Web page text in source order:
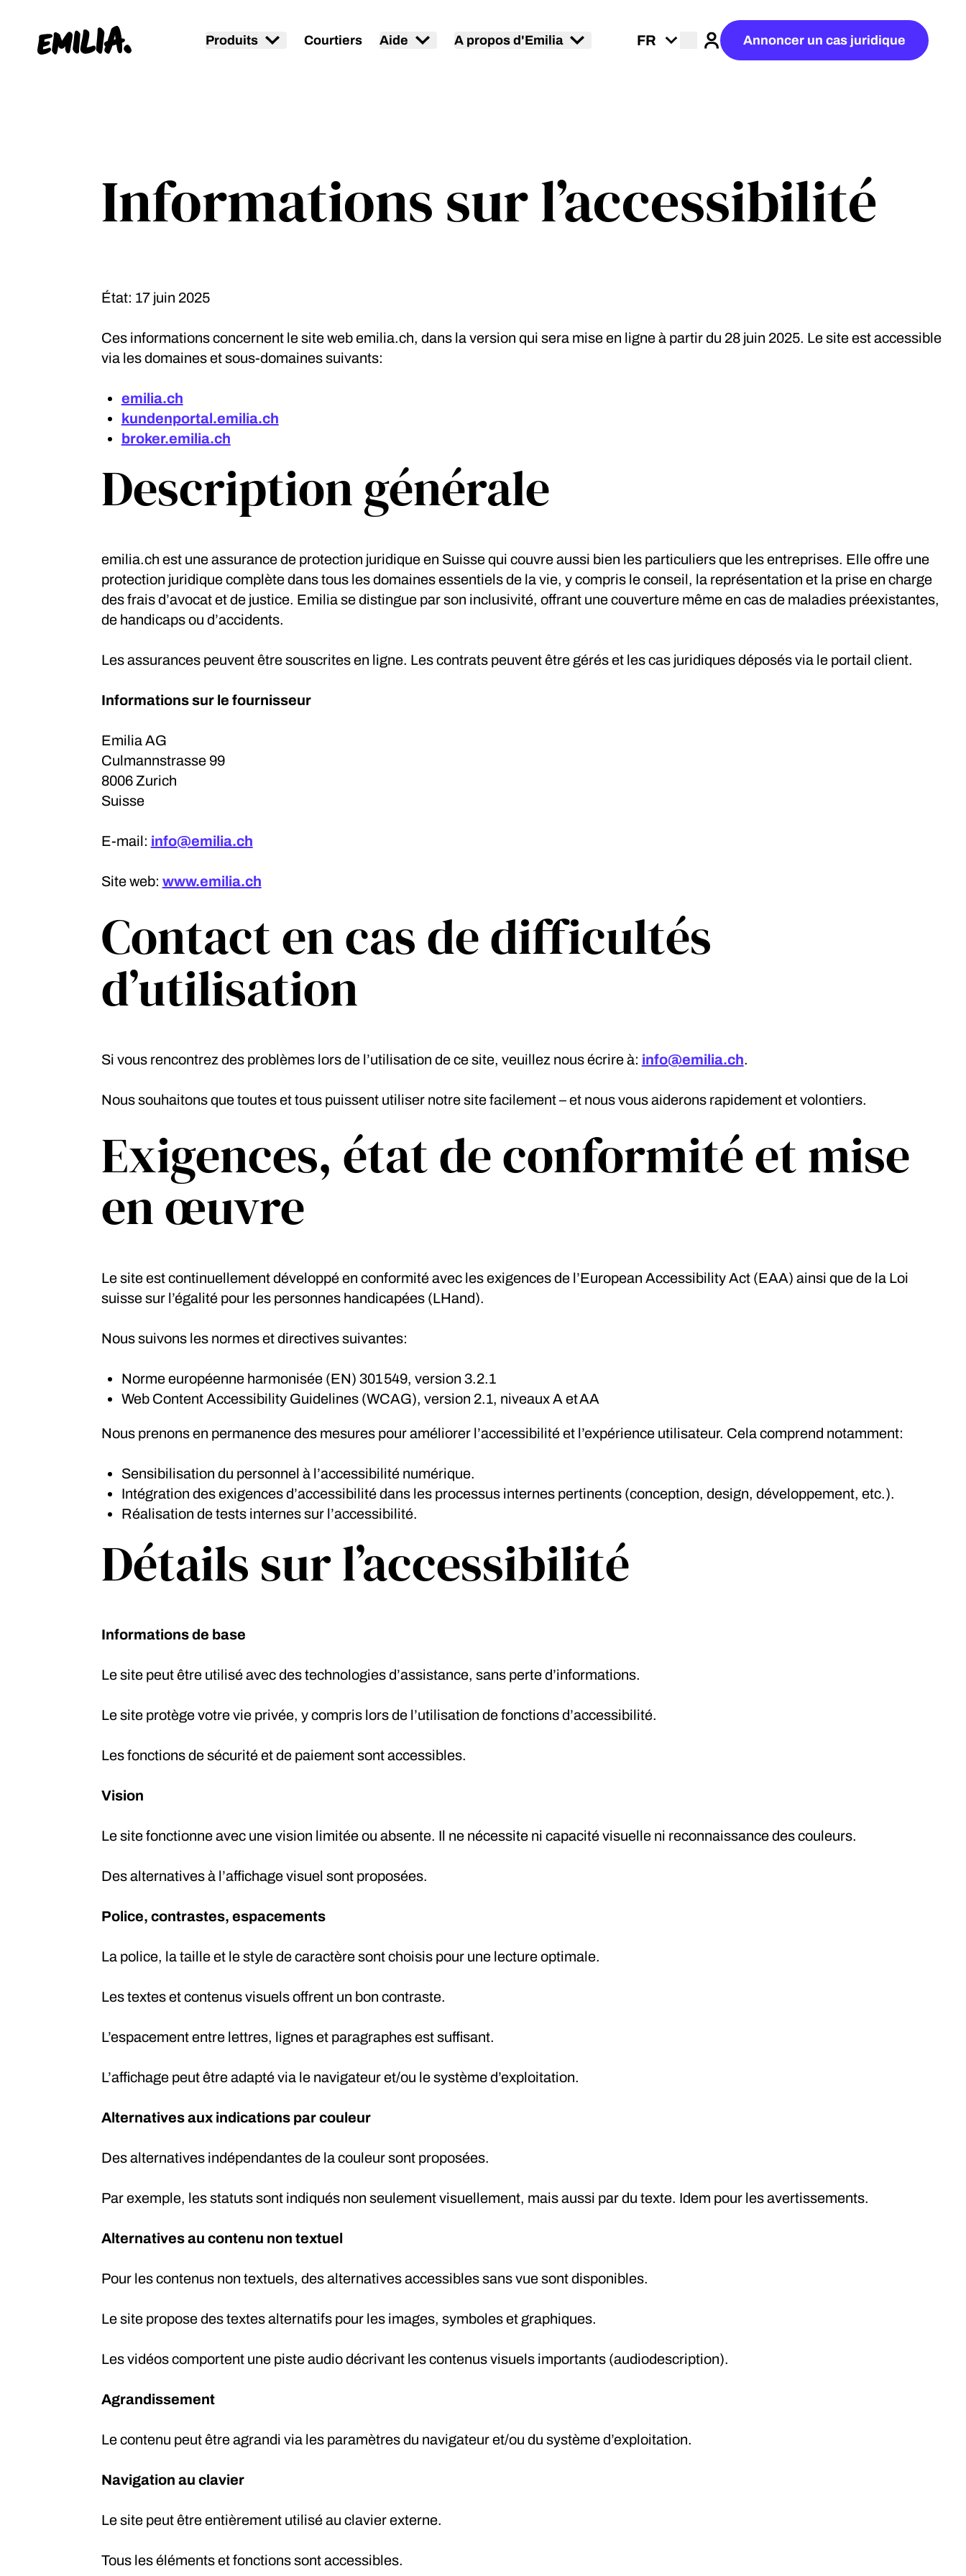
Produits Courtiers Aide A propos d'Emilia
Connexion
Annoncer un cas juridique
Informations sur l’accessibilité
État: 17 juin 2025
Ces informations concernent le site web emilia.ch, dans la version qui sera mise en ligne à partir du 28 juin 2025. Le site est accessible
via les domaines et sous-domaines suivants:
emilia.ch
kundenportal.emilia.ch
broker.emilia.ch
Description générale
emilia.ch est une assurance de protection juridique en Suisse qui couvre aussi bien les particuliers que les entreprises. Elle offre une
protection juridique complète dans tous les domaines essentiels de la vie, y compris le conseil, la représentation et la prise en charge
des frais d’avocat et de justice. Emilia se distingue par son inclusivité, offrant une couverture même en cas de maladies préexistantes,
de handicaps ou d’accidents.
Les assurances peuvent être souscrites en ligne. Les contrats peuvent être gérés et les cas juridiques déposés via le portail client.
Informations sur le fournisseur
Emilia AG
Culmannstrasse 99
8006 Zurich
Suisse
E-mail: info@emilia.ch
Site web: www.emilia.ch
Contact en cas de difficultés
d’utilisation
Si vous rencontrez des problèmes lors de l’utilisation de ce site, veuillez nous écrire à: info@emilia.ch.
Nous souhaitons que toutes et tous puissent utiliser notre site facilement – et nous vous aiderons rapidement et volontiers.
Exigences, état de conformité et mise
en œuvre
Le site est continuellement développé en conformité avec les exigences de l’European Accessibility Act (EAA) ainsi que de la Loi
suisse sur l’égalité pour les personnes handicapées (LHand).
Nous suivons les normes et directives suivantes:
Norme européenne harmonisée (EN) 301 549, version 3.2.1
Web Content Accessibility Guidelines (WCAG), version 2.1, niveaux A et AA
Nous prenons en permanence des mesures pour améliorer l’accessibilité et l’expérience utilisateur. Cela comprend notamment:
Sensibilisation du personnel à l’accessibilité numérique.
Intégration des exigences d’accessibilité dans les processus internes pertinents (conception, design, développement, etc.).
Réalisation de tests internes sur l’accessibilité.
Détails sur l’accessibilité
Informations de base
Le site peut être utilisé avec des technologies d’assistance, sans perte d’informations.
Le site protège votre vie privée, y compris lors de l’utilisation de fonctions d’accessibilité.
Les fonctions de sécurité et de paiement sont accessibles.
Vision
Le site fonctionne avec une vision limitée ou absente. Il ne nécessite ni capacité visuelle ni reconnaissance des couleurs.
Des alternatives à l’affichage visuel sont proposées.
Police, contrastes, espacements
La police, la taille et le style de caractère sont choisis pour une lecture optimale.
Les textes et contenus visuels offrent un bon contraste.
L’espacement entre lettres, lignes et paragraphes est suffisant.
L’affichage peut être adapté via le navigateur et/ou le système d’exploitation.
Alternatives aux indications par couleur
Des alternatives indépendantes de la couleur sont proposées.
Par exemple, les statuts sont indiqués non seulement visuellement, mais aussi par du texte. Idem pour les avertissements.
Alternatives au contenu non textuel
Pour les contenus non textuels, des alternatives accessibles sans vue sont disponibles.
Le site propose des textes alternatifs pour les images, symboles et graphiques.
Les vidéos comportent une piste audio décrivant les contenus visuels importants (audiodescription).
Agrandissement
Le contenu peut être agrandi via les paramètres du navigateur et/ou du système d’exploitation.
Navigation au clavier
Le site peut être entièrement utilisé au clavier externe.
Tous les éléments et fonctions sont accessibles.